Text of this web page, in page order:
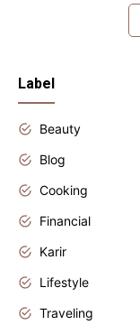
Label
Beauty
Blog
Cooking
Financial
Karir
Lifestyle
Traveling